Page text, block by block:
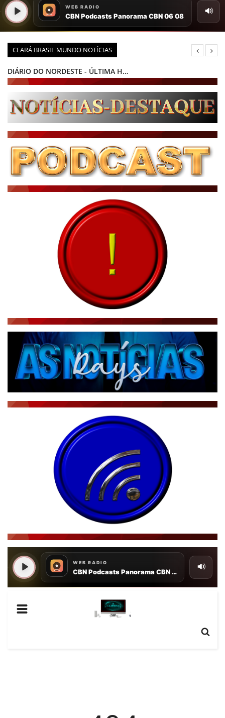
CEARÁ BRASIL MUNDO NOTÍCIAS
PODCAST - PONTO DE VISTA
BRASIL DE FATO - ÚLTIMAS NOTÍCIAS
NOTÍCIAS DESTAQUE DO DIA
NOTÍCIAS TAMBÉM NA TELA
BRASIL MUNDO AO VIVO
O MUNDO É NOTÍCIA
JORNAL DO BRASIL
RÁDIO AGÊNCIA
NOTÍCIAS AO MINUTO
ACONTECEU...VIROU MANCHETE!
CONECTE-SE
REGISTO